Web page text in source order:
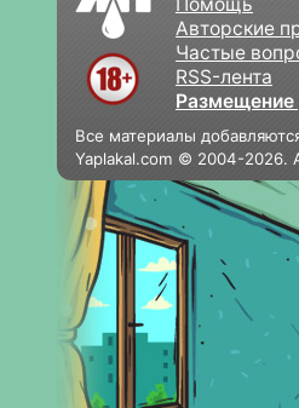
Авторские
Частые
RSS-лента
Все материалы
Yaplakal.com © 2004-2026.